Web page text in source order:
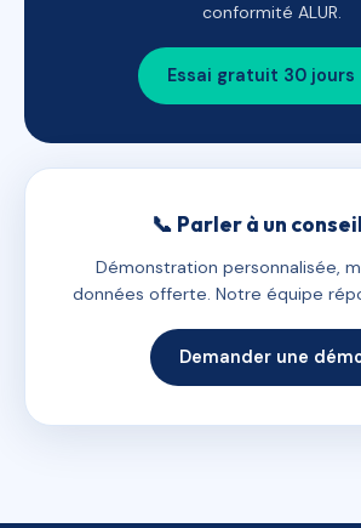
conformité ALUR.
Essai gratuit 30 jours
📞 Parler à un
Démonstration personnalisée,
données offerte. Notre équipe
Demander une